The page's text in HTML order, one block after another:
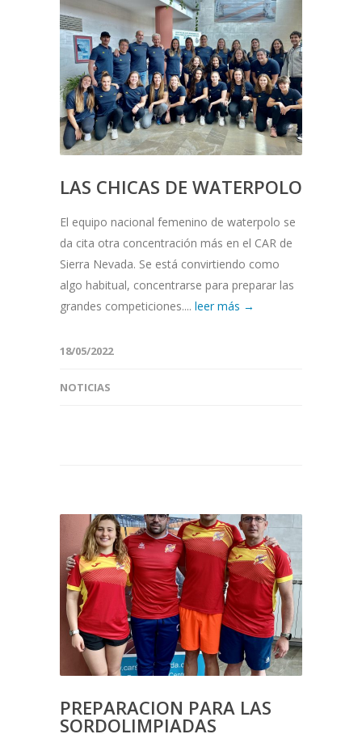
LAS CHICAS DE WATERPOLO
El equipo nacional femenino de waterpolo se
da cita otra concentración más en el CAR de
Sierra Nevada. Se está convirtiendo como
algo habitual, concentrarse para preparar las
grandes competiciones.... leer más →
18/05/2022
NOTICIAS
PREPARACION PARA LAS
SORDOLIMPIADAS